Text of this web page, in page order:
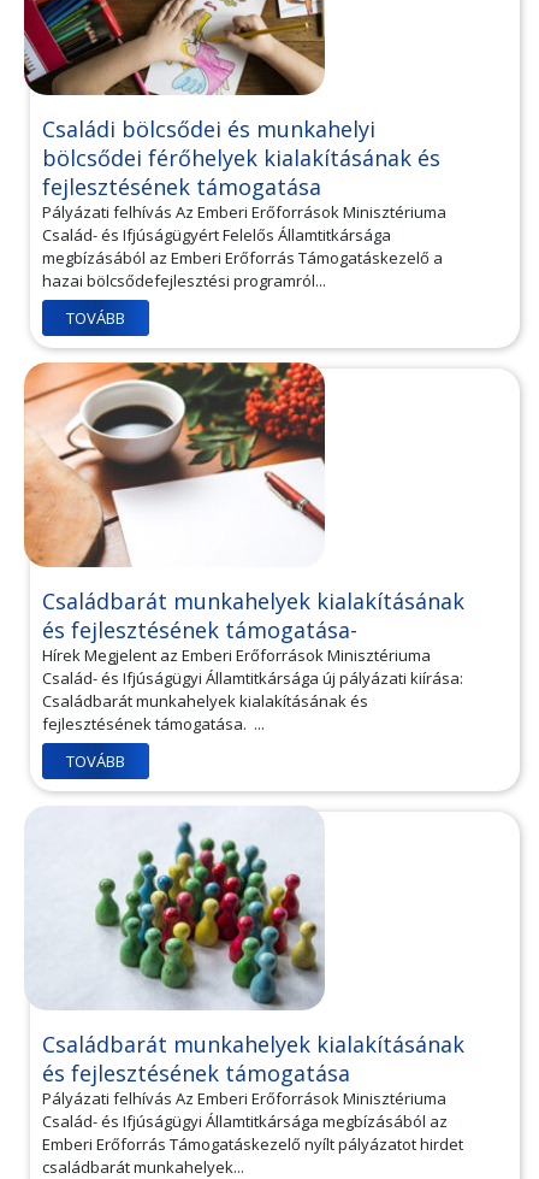
Családi bölcsődei és munkahelyi
bölcsődei férőhelyek kialakításának és
fejlesztésének támogatása
Pályázati felhívás Az Emberi Erőforrások Minisztériuma
Család- és Ifjúságügyért Felelős Államtitkársága
megbízásából az Emberi Erőforrás Támogatáskezelő a
hazai bölcsődefejlesztési programról...
TOVÁBB
Családbarát munkahelyek kialakításának
és fejlesztésének támogatása-
Hírek Megjelent az Emberi Erőforrások Minisztériuma
Család- és Ifjúságügyi Államtitkársága új pályázati kiírása:
Családbarát munkahelyek kialakításának és
fejlesztésének támogatása. ...
TOVÁBB
Családbarát munkahelyek kialakításának
és fejlesztésének támogatása
Pályázati felhívás Az Emberi Erőforrások Minisztériuma
Család- és Ifjúságügyi Államtitkársága megbízásából az
Emberi Erőforrás Támogatáskezelő nyílt pályázatot hirdet
családbarát munkahelyek...